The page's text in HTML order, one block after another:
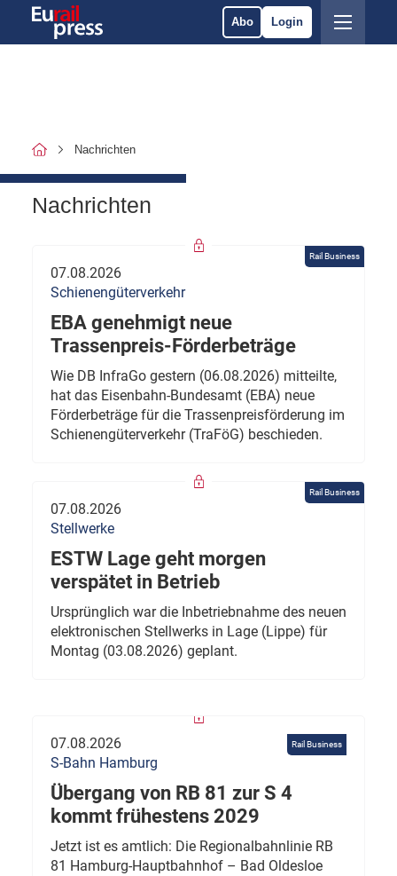
Abo Login
Nachrichten
Nachrichten
Rail Business
07.08.2026
Schienengüterverkehr
EBA genehmigt neue
Trassenpreis-Förderbeträge
Wie DB InfraGo gestern (06.08.2026) mitteilte,
hat das Eisenbahn-Bundesamt (EBA) neue
Förderbeträge für die Trassenpreisförderung im
Schienengüterverkehr (TraFöG) beschieden.
Rail Business
07.08.2026
Stellwerke
ESTW Lage geht morgen
verspätet in Betrieb
Ursprünglich war die Inbetriebnahme des neuen
elektronischen Stellwerks in Lage (Lippe) für
Montag (03.08.2026) geplant.
Rail Business
07.08.2026
S-Bahn Hamburg
Übergang von RB 81 zur S 4
kommt frühestens 2029
Jetzt ist es amtlich: Die Regionalbahnlinie RB
81 Hamburg-Hauptbahnhof – Bad Oldesloe